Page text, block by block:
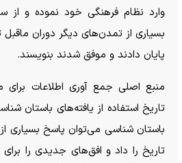
وارد نظام فرهنگی خود نموده و از
بسیاری از تمدن‌های دیگر دوران
پایان دادند و موفق شدند بنویسند.
منبع اصلی جمع آوری اطلاعات برای
تاریخ استفاده از یافته‌های باستان
باستان شناسی می‌توان پاسخ بسیاری از
تاریخ را داد و افق‌های جدیدی را